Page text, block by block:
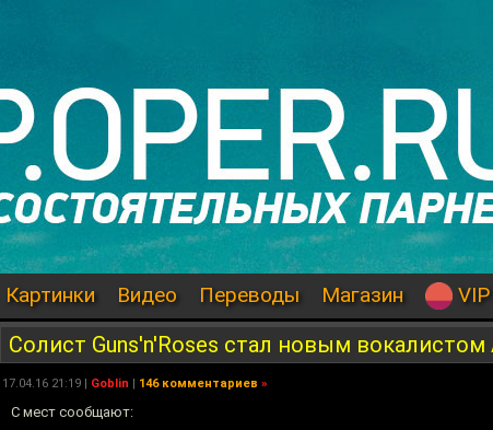
Картинки Видео Переводы Магазин VIP
Солист Guns'n'Roses стал новым вокалистом
17.04.16 21:19 | Goblin | 146 комментариев »
C мест сообщают: